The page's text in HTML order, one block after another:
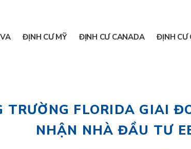
ĐỊNH CƯ MỸ ĐỊNH CƯ CANADA ĐỊNH CƯ
TRƯỜNG FLORIDA GIAI
NHẬN NHÀ ĐẦU TƯ